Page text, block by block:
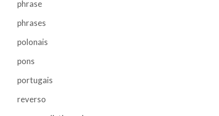
phrase
phrases
polonais
pons
portugais
reverso